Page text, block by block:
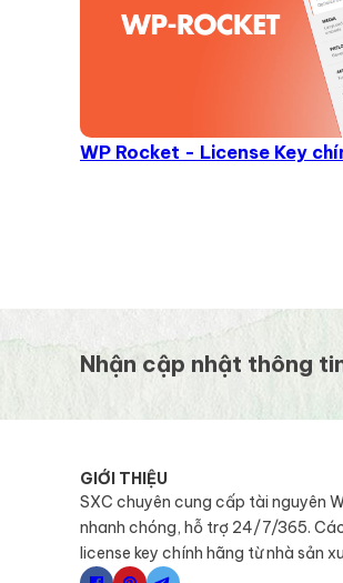
WP Rocket - License Key
Nhận cập nhật thông
GIỚI THIỆU
SXC chuyên cung cấp tài nguyên
nhanh chóng, hỗ trợ 24/7/365.
license key chính hãng từ nhà sản